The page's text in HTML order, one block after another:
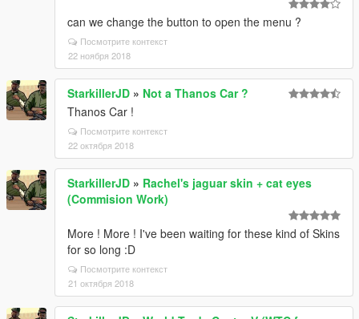
can we change the button to open the menu ?
Посмотрите контекст
22 ноября 2018
StarkillerJD » Not a Thanos Car ?
Thanos Car !
Посмотрите контекст
22 октября 2018
StarkillerJD » Rachel's jaguar skin + cat eyes
(Commision Work)
More ! More ! I've been waiting for these kind of Skins
for so long :D
Посмотрите контекст
21 октября 2018